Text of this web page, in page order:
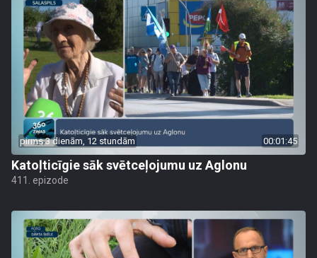
pirms 3 dienām, 12 stundām 00:01:45
Katoļticīgie sāk svētceļojumu uz Aglonu
411. epizode